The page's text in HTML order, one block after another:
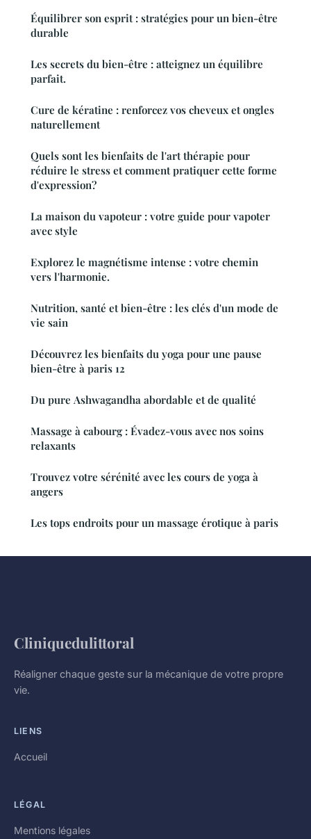
Équilibrer son esprit : stratégies pour un bien-être
durable
Les secrets du bien-être : atteignez un équilibre
parfait.
Cure de kératine : renforcez vos cheveux et ongles
naturellement
Quels sont les bienfaits de l'art thérapie pour
réduire le stress et comment pratiquer cette forme
d'expression?
La maison du vapoteur : votre guide pour vapoter
avec style
Explorez le magnétisme intense : votre chemin
vers l'harmonie.
Nutrition, santé et bien-être : les clés d'un mode de
vie sain
Découvrez les bienfaits du yoga pour une pause
bien-être à paris 12
Du pure Ashwagandha abordable et de qualité
Massage à cabourg : Évadez-vous avec nos soins
relaxants
Trouvez votre sérénité avec les cours de yoga à
angers
Les tops endroits pour un massage érotique à paris
Cliniquedulittoral
Réaligner chaque geste sur la mécanique de votre propre
vie.
LIENS
Accueil
LÉGAL
Mentions légales